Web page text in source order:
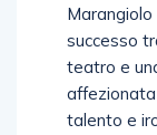
successo
teatro e
affezionata
talento e